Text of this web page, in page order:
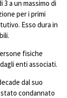
a un massimo di
per i primi
Esso dura in
fisiche
enti associati.
dal suo
condannato